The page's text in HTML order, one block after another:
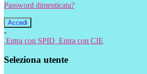
Password dimenticata?
-
Entra con SPID Entra con CIE
Seleziona utente